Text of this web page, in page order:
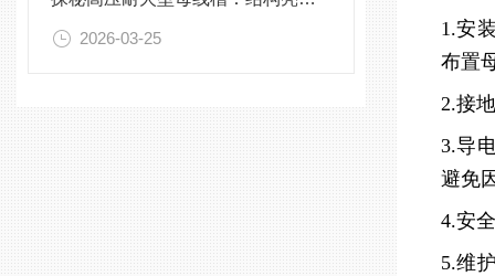
2026-03-25
1.安
布置
2.接
3.导
避免
4.安
5.维